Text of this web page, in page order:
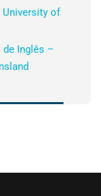
University of
de Inglês –